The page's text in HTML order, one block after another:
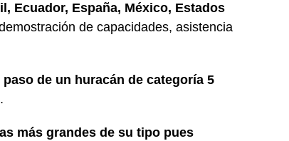
Ecuador, España, México, Estados
de capacidades, asistencia
paso de un huracán de categoría 5
más grandes de su tipo pues